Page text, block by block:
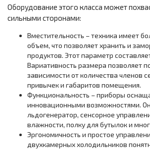
Оборудование этого класса может
сильными сторонами:
Вместительность – техника имеет
объем, что позволяет хранить и
продуктов. Этот параметр
Вариативность размера позволяет
зависимости от количества членов
привычек и габаритов помещения.
Функциональность – приборы
инновационными возможностями.
льдогенератор, сенсорное
влажности, полку для бутылок и
Эргономичность и простое
двухкамерных холодильников